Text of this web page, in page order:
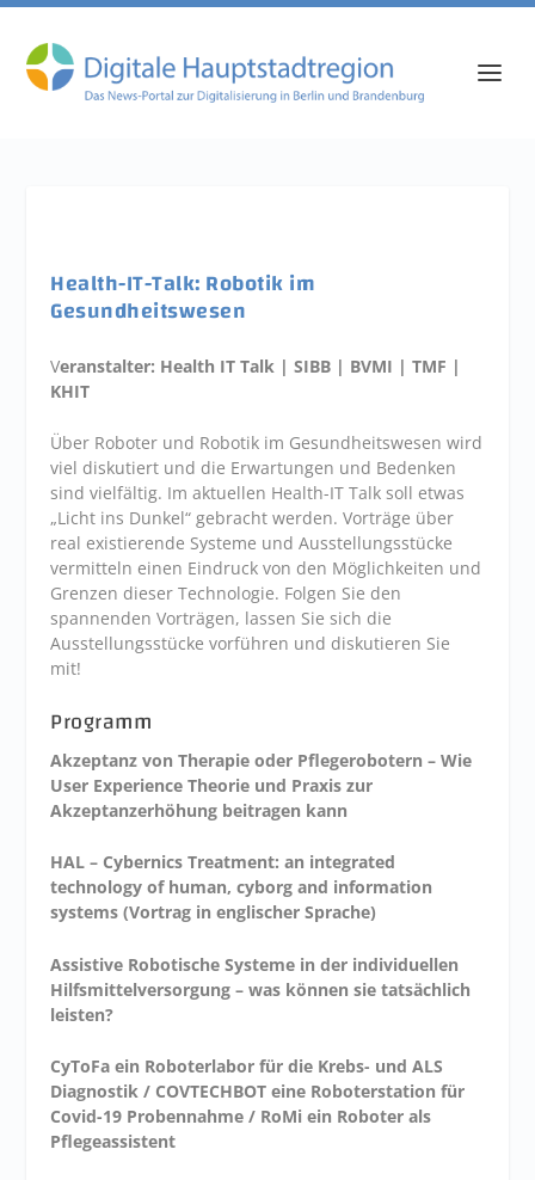
Health-IT-Talk: Robotik im
Gesundheitswesen
Veranstalter: Health IT Talk | SIBB | BVMI | TMF |
KHIT
Über Roboter und Robotik im Gesundheitswesen wird
viel diskutiert und die Erwartungen und Bedenken
sind vielfältig. Im aktuellen Health-IT Talk soll etwas
„Licht ins Dunkel“ gebracht werden. Vorträge über
real existierende Systeme und Ausstellungsstücke
vermitteln einen Eindruck von den Möglichkeiten und
Grenzen dieser Technologie. Folgen Sie den
spannenden Vorträgen, lassen Sie sich die
Ausstellungsstücke vorführen und diskutieren Sie
mit!
Programm
Akzeptanz von Therapie oder Pflegerobotern – Wie
User Experience Theorie und Praxis zur
Akzeptanzerhöhung beitragen kann
HAL – Cybernics Treatment: an integrated
technology of human, cyborg and information
systems (Vortrag in englischer Sprache)
Assistive Robotische Systeme in der individuellen
Hilfsmittelversorgung – was können sie tatsächlich
leisten?
CyToFa ein Roboterlabor für die Krebs- und ALS
Diagnostik / COVTECHBOT eine Roboterstation für
Covid-19 Probennahme / RoMi ein Roboter als
Pflegeassistent